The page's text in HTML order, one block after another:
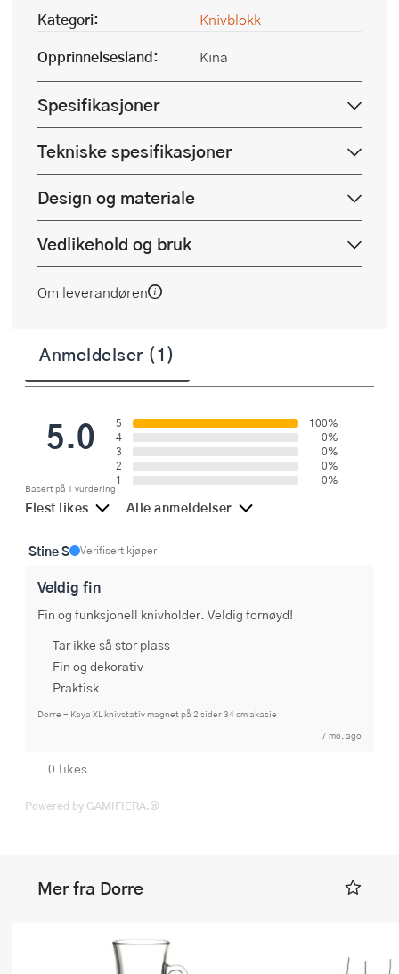
Kategori:
Knivblokk
Opprinnelsesland:
Kina
Spesifikasjoner
Tekniske spesifikasjoner
Design og materiale
Vedlikehold og bruk
Om leverandøren
Anmeldelser (1)
5.0
Basert på 1 vurdering
5
100%
4
0%
3
0%
2
0%
1
0%
Flest likes Alle anmeldelser
Stine S Verifisert kjøper
Veldig fin
Fin og funksjonell knivholder. Veldig fornøyd!
Tar ikke så stor plass
Fin og dekorativ
Praktisk
Dorre - Kaya XL knivstativ magnet på 2 sider 34 cm akasie
7 mo. ago
0 likes
Powered by GAMIFIERA.®
Mer fra Dorre